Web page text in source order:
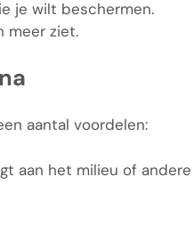
je wilt beschermen.
meer ziet.
aantal voordelen:
aan het milieu of